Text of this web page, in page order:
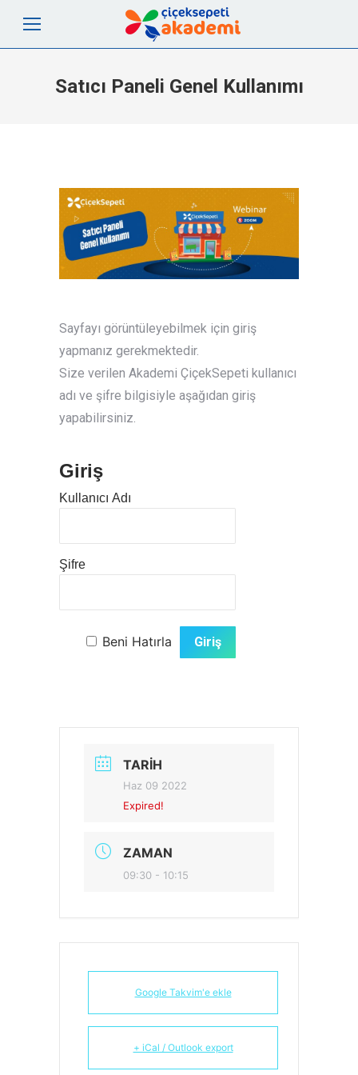
Satıcı Paneli Genel Kullanımı
Sayfayı görüntüleyebilmek için giriş
yapmanız gerekmektedir.
Size verilen Akademi ÇiçekSepeti kullanıcı
adı ve şifre bilgisiyle aşağıdan giriş
yapabilirsiniz.
Giriş
Kullanıcı Adı
Şifre
Beni Hatırla
TARIH
Haz 09 2022
Expired!
ZAMAN
09:30 - 10:15
Google Takvim'e ekle
+ iCal / Outlook export